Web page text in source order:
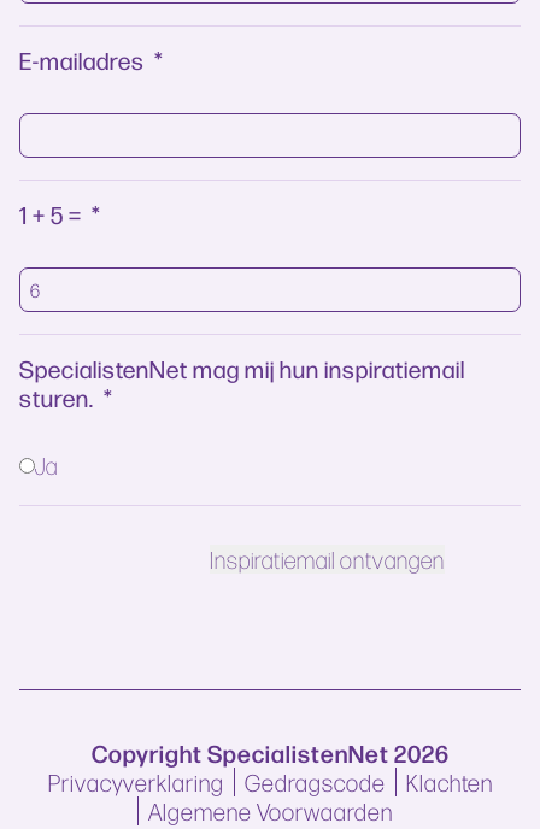
E-mailadres *
1 + 5 = *
SpecialistenNet mag mij hun inspiratiemail
sturen. *
Ja
Copyright SpecialistenNet 2026
Privacyverklaring Gedragscode
Klachten
Algemene Voorwaarden